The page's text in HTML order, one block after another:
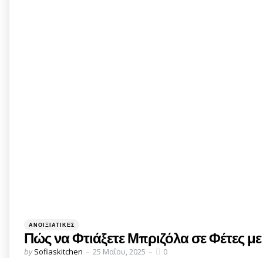
Categories
Posted
ΑΝΟΙΞΙΆΤΙΚΕΣ
Πώς να Φτιάξετε Μπριζόλα σε Φέτες
Posted
by Sofiaskitchen 25 Μαΐου, 2025 0